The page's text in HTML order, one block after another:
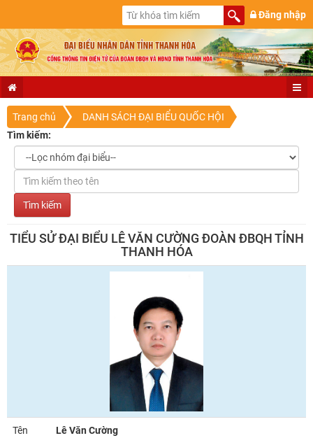
Đăng nhập
Trang chủ
DANH SÁCH ĐẠI BIỂU QUỐC HỘI
Tìm kiếm:
TIỂU SỬ ĐẠI BIỂU LÊ VĂN CƯỜNG ĐOÀN ĐBQH TỈNH
THANH HÓA
Tên
Lê Văn Cường